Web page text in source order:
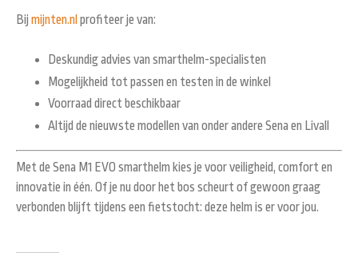
Bij mijnten.nl profiteer je van:
Deskundig advies van smarthelm-specialisten
Mogelijkheid tot passen en testen in de winkel
Voorraad direct beschikbaar
Altijd de nieuwste modellen van onder andere Sena en Livall
Met de Sena M1 EVO smarthelm kies je voor veiligheid, comfort en
innovatie in één. Of je nu door het bos scheurt of gewoon graag
verbonden blijft tijdens een fietstocht: deze helm is er voor jou.